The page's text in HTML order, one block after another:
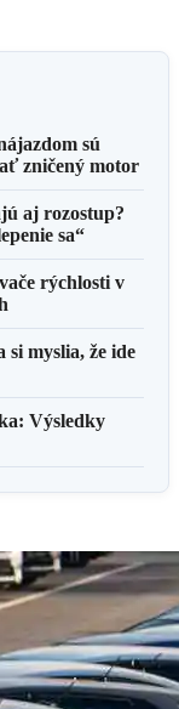
sú
zničený motor
aj rozostup?
sa“
rýchlosti v
si myslia, že ide
Výsledky